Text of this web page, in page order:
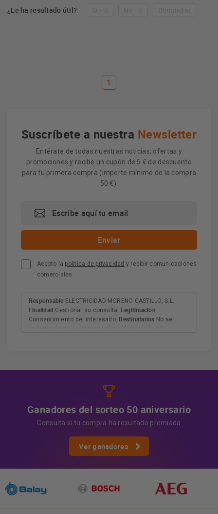
¿Le ha resultado útil?
1
Suscríbete a nuestra Newsletter
Entérate de todas nuestras noticias, ofertas y
promociones y recibe un cupón de 5 € de descuento
para tu primera compra (importe mínimo de la compra
50 €).
Acepto la política de privacidad y recibir comunicaciones
comerciales
Responsable ELECTRICIDAD MORENO CASTILLO, S.L.
Finalidad Gestionar su consulta. Legitimación
Consentimiento del interesado. Destinatarios No se
Ganadores del sorteo 50 aniversario
Consulta si tu compra ha resultado premiada
Ver ganadores